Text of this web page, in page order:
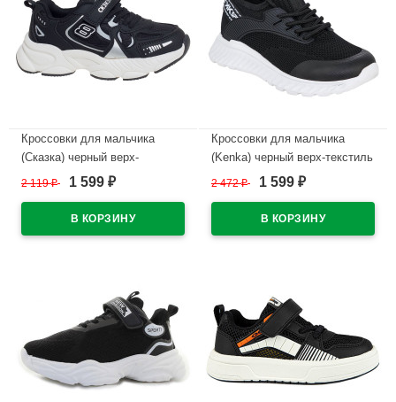
Кроссовки для мальчика
(Сказка) черный верх-
искуственная кожа
R070874876BK
2 119₽ 1 599 ₽
Кроссовки для мальчика
(Kenka) черный верх-текстиль
подкладка-текстиль артикул
2 472₽ 1 599 ₽